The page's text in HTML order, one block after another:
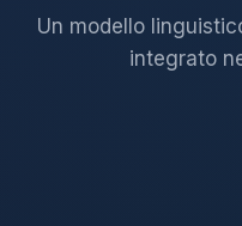
Un modello
integrato